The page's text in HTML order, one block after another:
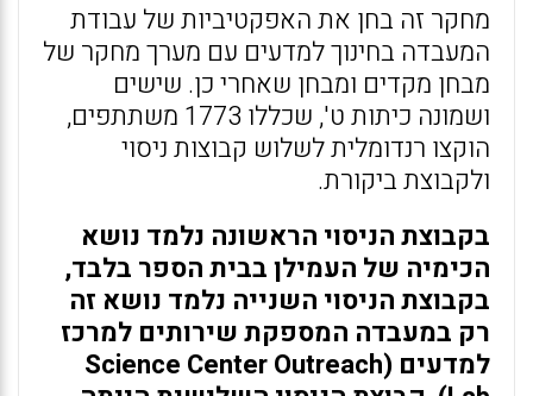
מחקר זה בחן את האפקטיביות של עבודת
המעבדה בחינוך למדעים עם מערך מחקר של
מבחן מקדים ומבחן שאחרי כן. שישים
ושמונה כיתות ט', שכללו 1773 משתתפים,
הוקצו רנדומלית לשלוש קבוצות ניסוי
ולקבוצת ביקורת.
בקבוצת הניסוי הראשונה נלמד נושא
הכימיה של העמילן בבית הספר בלבד,
בקבוצת הניסוי השנייה נלמד נושא זה
רק במעבדה המספקת שירותים למרכז
למדעים (Science Center Outreach